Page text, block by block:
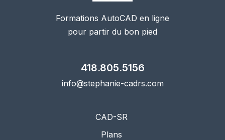
Formations AutoCAD en ligne
pour partir du bon pied
418.805.5156
info@stephanie-cadrs.com
CAD-SR
Plans